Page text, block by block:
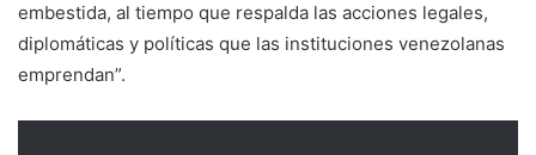
embestida, al tiempo que respalda las acciones legales,
diplomáticas y políticas que las instituciones venezolanas
emprendan”.